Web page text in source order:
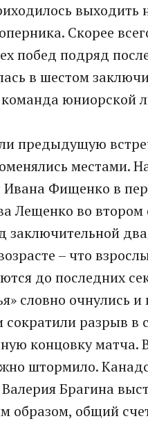
выходить
Скорее
побед подряд
в шестом
юниорской
предыдущую
местами.
Ивана Фищенко в
Лещенко во втором
заключительной
– что
до последних
словно очнулись
разрыв в
концовку матча.
штормило.
Брагина
образом, общий